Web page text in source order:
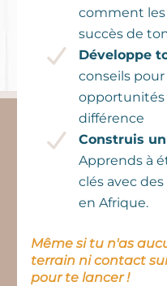
comment les
succès de
Développe
conseils
opportunités
différence
Construis
Apprends à
clés avec
en Afrique.
Même si tu n'as
terrain ni contact
pour te lancer !